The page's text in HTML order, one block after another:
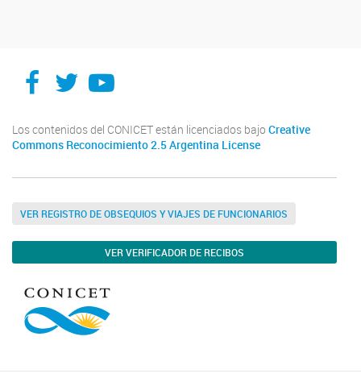
Facebook
TwitterYouTube
Los contenidos del CONICET están licenciados bajo Creative
Commons Reconocimiento 2.5 Argentina License
VER REGISTRO DE OBSEQUIOS Y VIAJES DE FUNCIONARIOS
VER VERIFICADOR DE RECIBOS